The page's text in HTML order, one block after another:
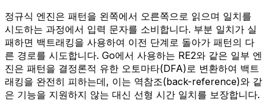
정규식 엔진은 패턴을 왼쪽에서 오른쪽으로 읽으며 일치를
시도하는 과정에서 입력 문자를 소비합니다. 부분 일치가 실
패하면 백트래킹을 사용하여 이전 단계로 돌아가 패턴의 다
른 경로를 시도합니다. Go에서 사용하는 RE2와 같은 일부 엔
진은 패턴을 결정론적 유한 오토마타(DFA)로 변환하여 백트
래킹을 완전히 피하는데, 이는 역참조(back-reference)와 같
은 기능을 지원하지 않는 대신 선형 시간 일치를 보장합니다.